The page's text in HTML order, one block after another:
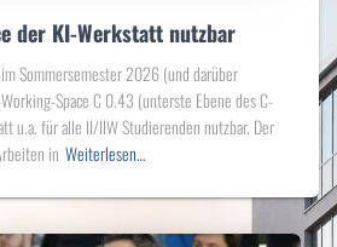
der KI-Werkstatt nutzbar
Sommersemester 2026 (und darüber
Space C 0.43 (unterste Ebene des C-
u.a. für alle II/IIW Studierenden nutzbar. Der
in Weiterlesen…